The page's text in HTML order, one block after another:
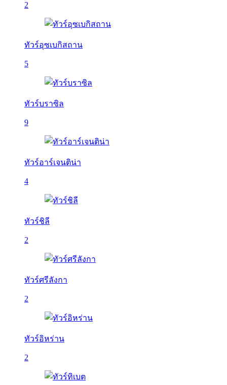
2
ทัวร์อุซเบกิสถาน
5
ทัวร์บราซิล
9
ทัวร์อาร์เจนติน่า
4
ทัวร์ชิลี
2
ทัวร์ศรีลังกา
2
ทัวร์อิหร่าน
2